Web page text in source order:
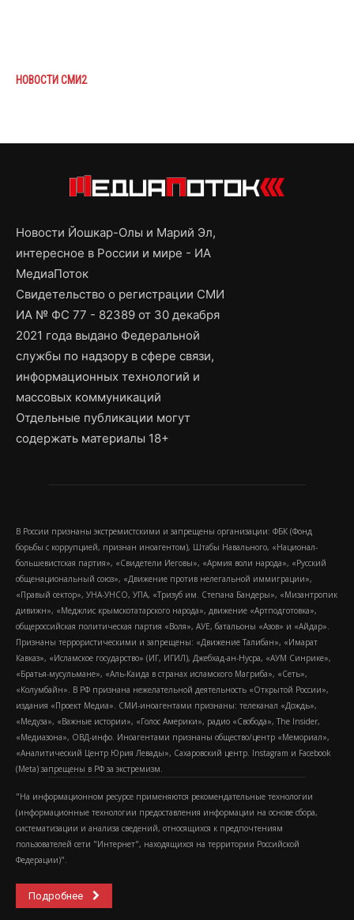
НОВОСТИ СМИ2
Новости Йошкар-Олы и Марий Эл,
интересное в России и мире - ИА
МедиаПоток
Свидетельство о регистрации СМИ
ИА № ФС 77 - 82389 от 30 декабря
2021 года выдано Федеральной
службы по надзору в сфере связи,
информационных технологий и
массовых коммуникаций
Отдельные публикации могут
содержать материалы 18+
В России признаны экстремистскими и запрещены организации: ФБК (Фонд
борьбы с коррупцией, признан иноагентом), Штабы Навального, «Национал-
большевистская партия», «Свидетели Иеговы», «Армия воли народа», «Русский
общенациональный союз», «Движение против нелегальной иммиграции»,
«Правый сектор», УНА-УНСО, УПА, «Тризуб им. Степана Бандеры», «Мизантропик
дивижн», «Меджлис крымскотатарского народа», движение «Артподготовка»,
общероссийская политическая партия «Воля», АУЕ, батальоны «Азов» и «Айдар».
Признаны террористическими и запрещены: «Движение Талибан», «Имарат
Кавказ», «Исламское государство» (ИГ, ИГИЛ), Джебхад-ан-Нусра, «АУМ Синрике»,
«Братья-мусульмане», «Аль-Каида в странах исламского Магриба», «Сеть»,
«Колумбайн». В РФ признана нежелательной деятельность «Открытой России»,
издания «Проект Медиа». СМИ-иноагентами признаны: телеканал «Дождь»,
«Медуза», «Важные истории», «Голос Америки», радио «Свобода», The Insider,
«Медиазона», ОВД-инфо. Иноагентами признаны общество/центр «Мемориал»,
«Аналитический Центр Юрия Левады», Сахаровский центр. Instagram и Facebook
(Metа) запрещены в РФ за экстремизм.
"На информационном ресурсе применяются рекомендательные технологии
(информационные технологии предоставления информации на основе сбора,
систематизации и анализа сведений, относящихся к предпочтениям
пользователей сети "Интернет", находящихся на территории Российской
Федерации)".
Подробнее